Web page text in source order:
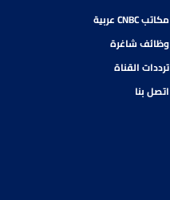
مكاتب CNBC عربية
وظائف شاغرة
ترددات القناة
اتصل بنا